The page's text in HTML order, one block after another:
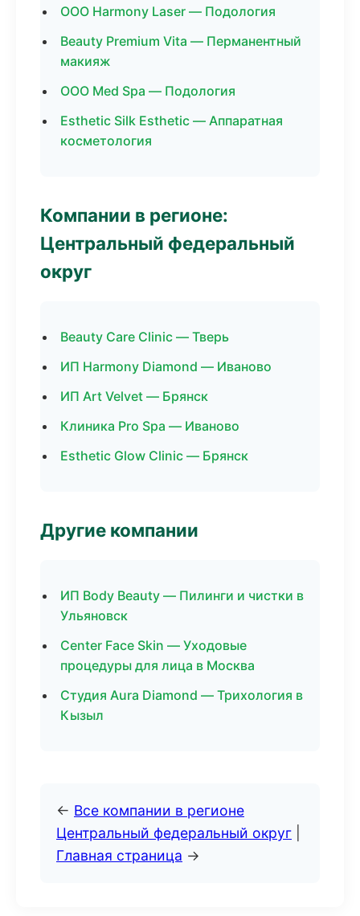
ООО Harmony Laser — Подология
Beauty Premium Vita — Перманентный
макияж
ООО Med Spa — Подология
Esthetic Silk Esthetic — Аппаратная
косметология
Компании в регионе:
Центральный федеральный
округ
Beauty Care Clinic — Тверь
ИП Harmony Diamond — Иваново
ИП Art Velvet — Брянск
Клиника Pro Spa — Иваново
Esthetic Glow Clinic — Брянск
Другие компании
ИП Body Beauty — Пилинги и чистки в
Ульяновск
Center Face Skin — Уходовые
процедуры для лица в Москва
Студия Aura Diamond — Трихология в
Кызыл
← Все компании в регионе
Центральный федеральный округ
Главная страница →